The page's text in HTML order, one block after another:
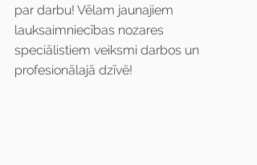
par darbu! Vēlam jaunajiem
lauksaimniecības nozares
speciālistiem veiksmi darbos un
profesionālajā dzīvē!